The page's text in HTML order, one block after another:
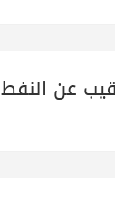
عن النفط